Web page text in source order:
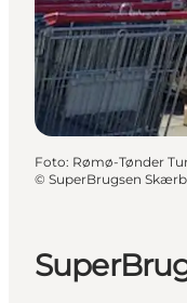
Foto: Rømø-Tønder
© SuperBrugsen